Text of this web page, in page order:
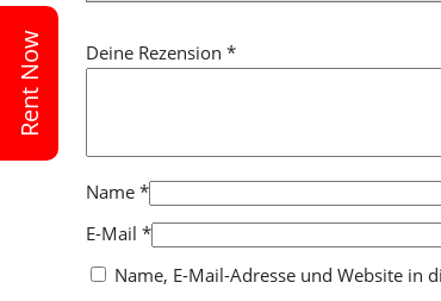
Rent Now Deine Rezension *
Name *
E-Mail *
Name, E-Mail-Adresse und Website in